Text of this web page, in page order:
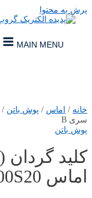
پرش به محتوا
MAIN MENU
خانه / اماس / پوش باتن
سری B
پوش باتن
کلید
اماس B100S20 سری B